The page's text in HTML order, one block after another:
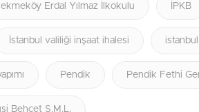
Erdal Yılmaz İlkokulu İPKB
İstanbul valiliği inşaat ihalesi
Pendik Pendik Fethi
Behçet S.M.L.